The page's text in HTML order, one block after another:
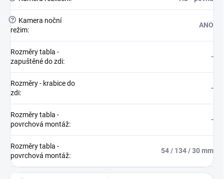
?
Kamera noční
režim:
ANO
Rozměry tabla -
zapuštěné do zdi:
-
Rozměry - krabice do
zdi:
-
Rozměry tabla -
povrchová montáž:
-
Rozměry tabla -
povrchová montáž:
54 / 134 / 30 mm